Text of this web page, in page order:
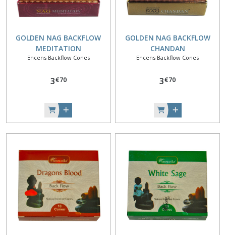
GOLDEN NAG BACKFLOW
MEDITATION
Encens Backflow Cones
3€70
GOLDEN NAG BACKFLOW
CHANDAN
Encens Backflow Cones
3€70